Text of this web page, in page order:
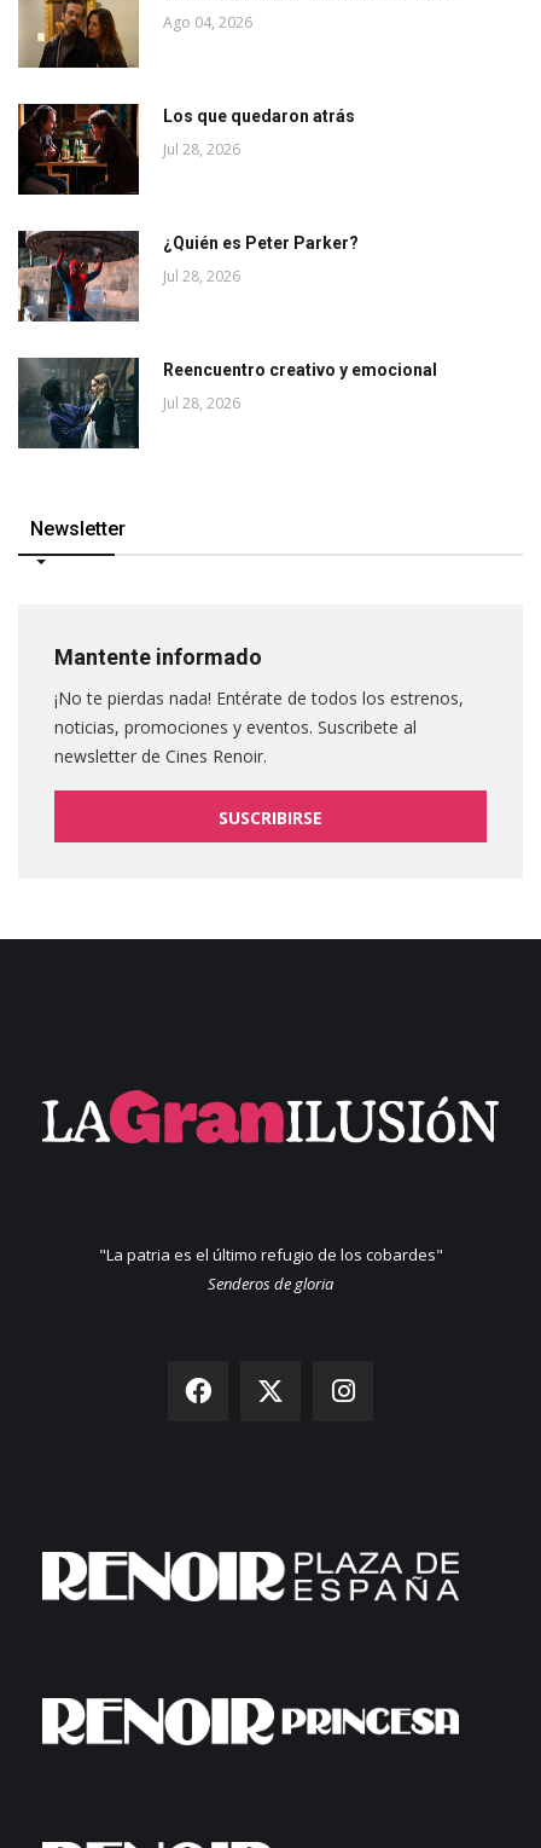
Ago 04, 2026
Los que quedaron atrás
Jul 28, 2026
¿Quién es Peter Parker?
Jul 28, 2026
Reencuentro creativo y emocional
Jul 28, 2026
Newsletter
Mantente informado
¡No te pierdas nada! Entérate de todos los estrenos,
noticias, promociones y eventos. Suscribete al
newsletter de Cines Renoir.
SUSCRIBIRSE
"La patria es el último refugio de los cobardes"
Senderos de gloria